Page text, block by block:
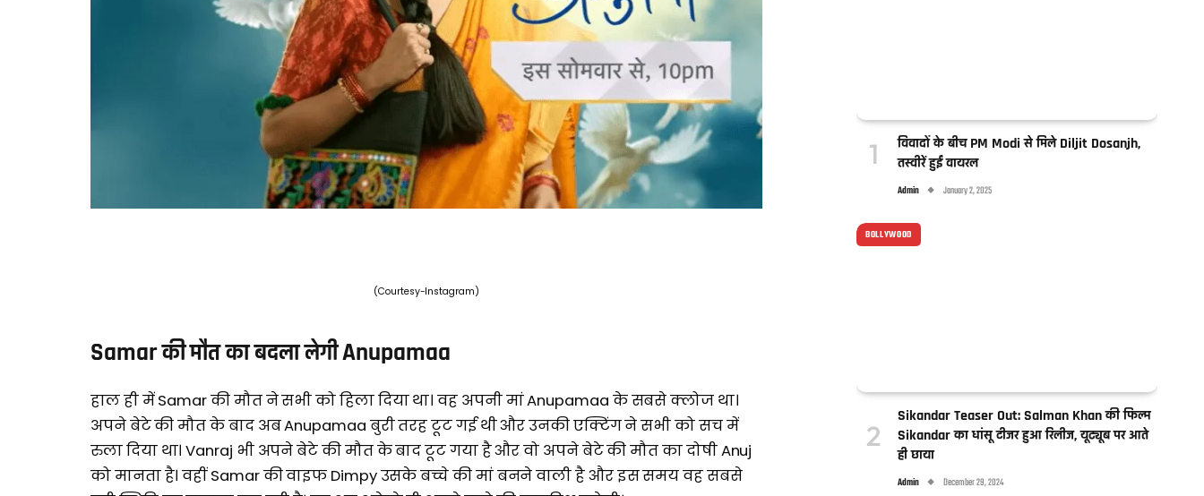
(Courtesy-Instagram)
Samar की मौत का बदला लेगी Anupamaa
हाल ही में Samar की मौत ने सभी को हिला दिया था। वह अपनी मां Anupamaa के सबसे क्लोज था।
अपने बेटे की मौत के बाद अब Anupamaa बुरी तरह टूट गई थी और उनकी एक्टिंग ने सभी को सच में
रुला दिया था। Vanraj भी अपने बेटे की मौत के बाद टूट गया है और वो अपने बेटे की मौत का दोषी Anuj
को मानता है। वहीं Samar की वाइफ Dimpy उसके बच्चे की मां बनने वाली है और इस समय वह सबसे
विवादों के बीच PM Modi से मिले Diljit Dosanjh,
तस्वीरें हुईं वायरल
Admin January 2, 2025
BOLLYWOOD
Sikandar Teaser Out: Salman Khan की फिल्म
Sikandar का धांसू टीजर हुआ रिलीज, यूट्यूब पर आते
ही छाया
Admin December 29, 2024